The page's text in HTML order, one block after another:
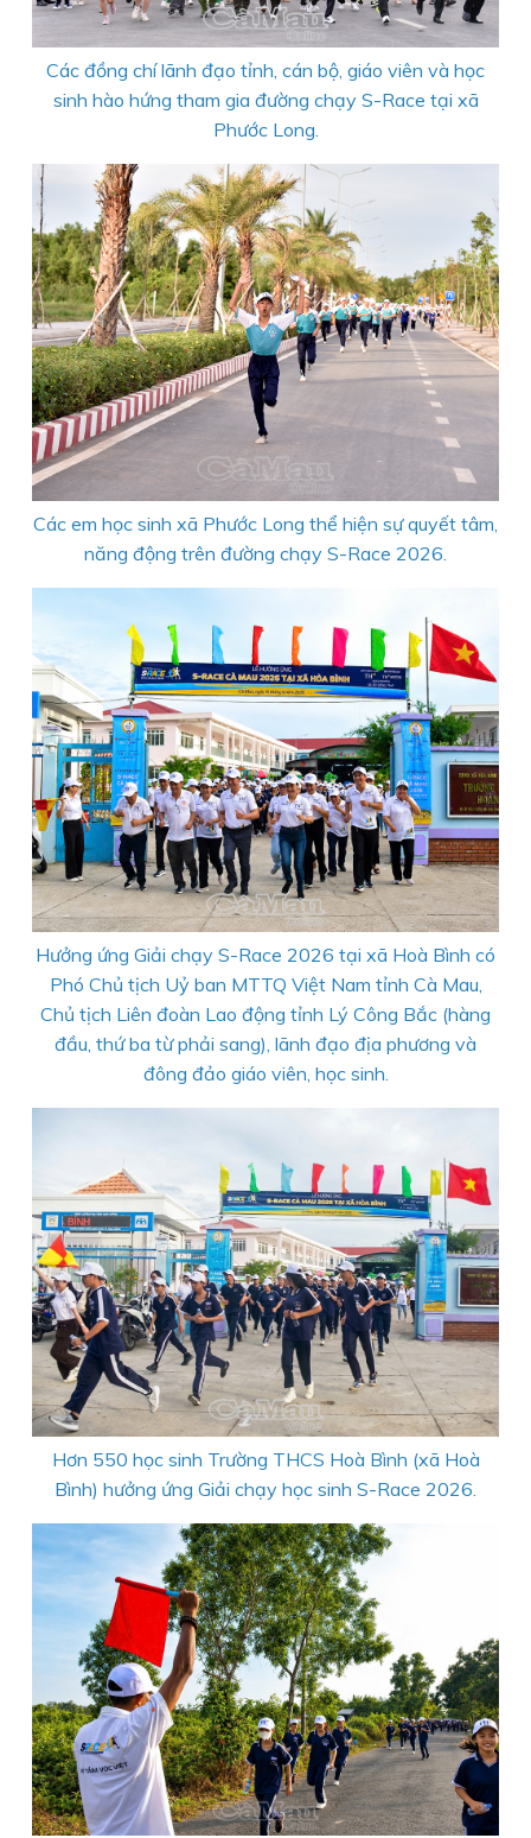
Các đồng chí lãnh đạo tỉnh, cán bộ, giáo viên và học
sinh hào hứng tham gia đường chạy S-Race tại xã
Phước Long.
Các em học sinh xã Phước Long thể hiện sự quyết tâm,
năng động trên đường chạy S-Race 2026.
Hưởng ứng Giải chạy S-Race 2026 tại xã Hoà Bình có
Phó Chủ tịch Uỷ ban MTTQ Việt Nam tỉnh Cà Mau,
Chủ tịch Liên đoàn Lao động tỉnh Lý Công Bắc (hàng
đầu, thứ ba từ phải sang), lãnh đạo địa phương và
đông đảo giáo viên, học sinh.
Hơn 550 học sinh Trường THCS Hoà Bình (xã Hoà
Bình) hưởng ứng Giải chạy học sinh S-Race 2026.